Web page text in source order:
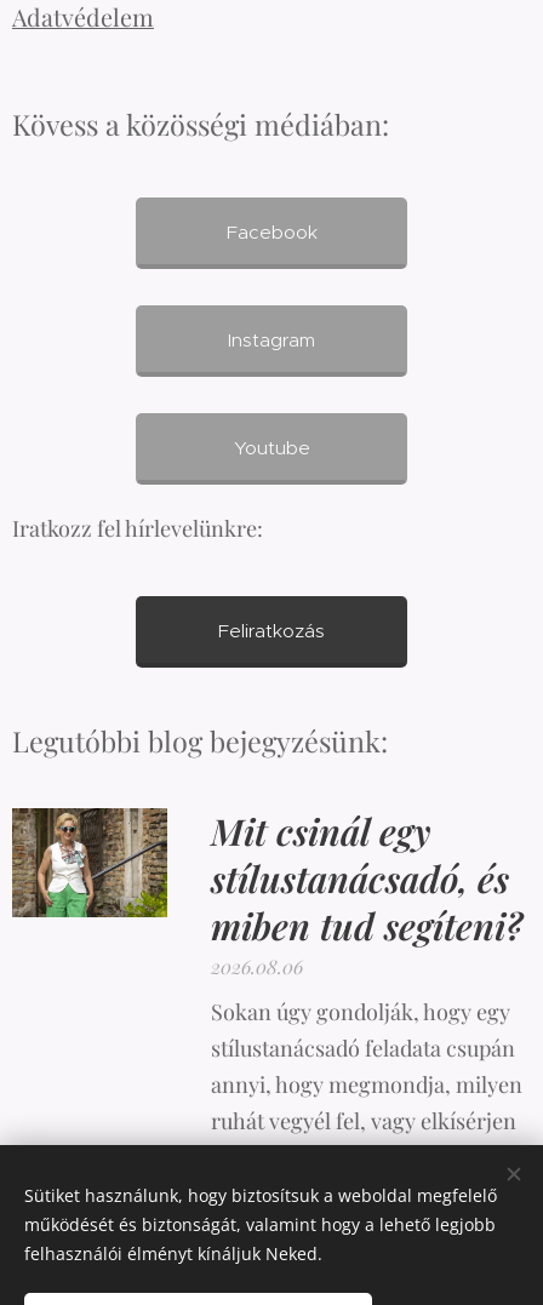
Adatvédelem
Kövess a közösségi médiában:
Facebook
Instagram
Youtube
Iratkozz fel hírlevelünkre:
Feliratkozás
Legutóbbi blog bejegyzésünk:
Mit csinál egy
stílustanácsadó, és
miben tud segíteni?
2026.08.06
Sokan úgy gondolják, hogy egy
stílustanácsadó feladata csupán
annyi, hogy megmondja, milyen
ruhát vegyél fel, vagy elkísérjen
ennél sokkal összetettebb.
Sütiket használunk, hogy biztosítsuk a weboldal megfelelő
működését és biztonságát, valamint hogy a lehető legjobb
felhasználói élményt kínáljuk Neked.